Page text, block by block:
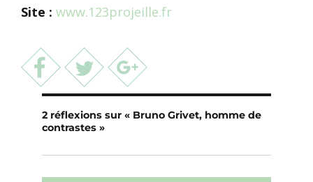
Site : www.123projeille.fr
2 réflexions sur « Bruno Grivet, homme de
contrastes »